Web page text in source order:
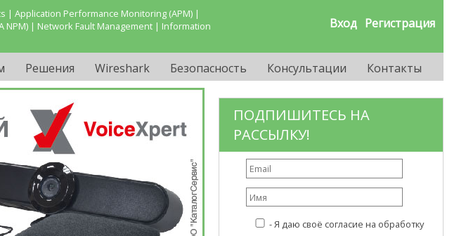
Вход Регистрация
| Application Performance Monitoring (APM) |
NPM) | Network Fault Management | Information
Решения Wireshark Безопасность Консультации Контакты
ПОДПИШИТЕСЬ НА
РАССЫЛКУ!
-Я даю своё согласие на обработку